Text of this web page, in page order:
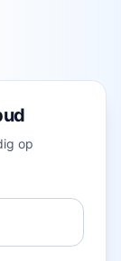
op